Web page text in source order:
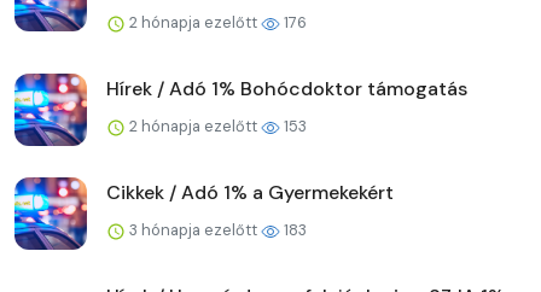
2 hónapja ezelőtt 176
Hírek / Adó 1% Bohócdoktor támogatás
2 hónapja ezelőtt 153
Cikkek / Adó 1% a Gyermekekért
3 hónapja ezelőtt 183